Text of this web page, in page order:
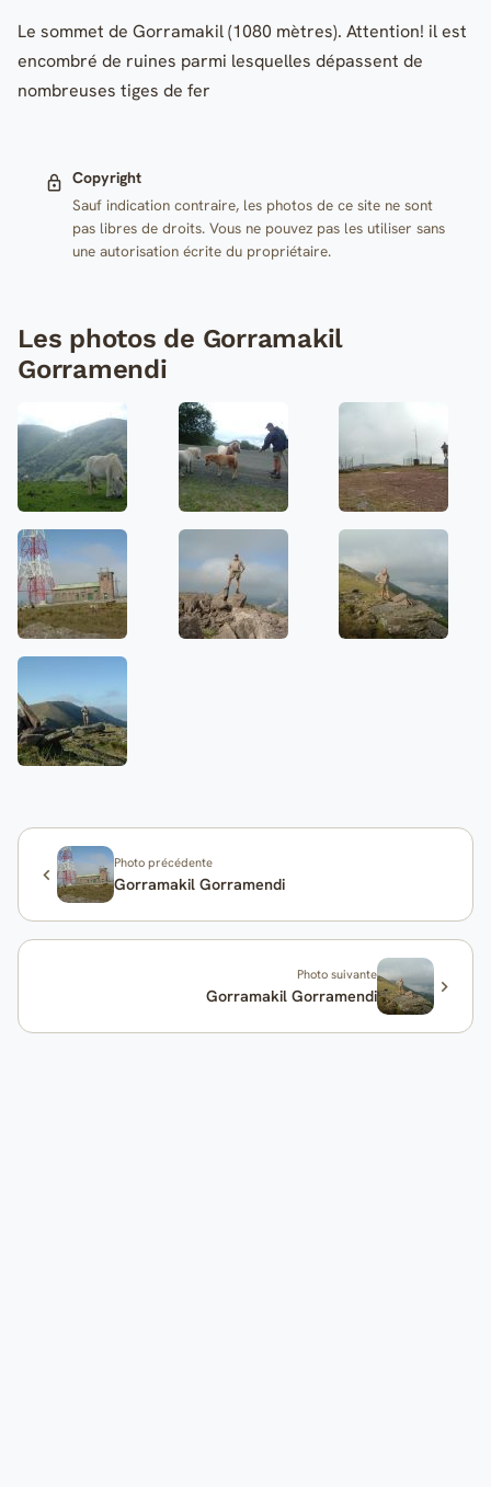
Le sommet de Gorramakil (1080 mètres). Attention! il est
encombré de ruines parmi lesquelles dépassent de
nombreuses tiges de fer
Copyright
Sauf indication contraire, les photos de ce site ne sont
pas libres de droits. Vous ne pouvez pas les utiliser sans
une autorisation écrite du propriétaire.
Les photos de Gorramakil
Gorramendi
Photo précédente
Gorramakil Gorramendi
Photo suivante
Gorramakil Gorramendi